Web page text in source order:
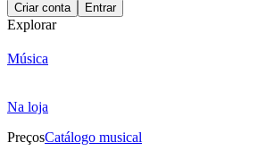
Criar conta Entrar
Explorar
Música
Na loja
PreçosCatálogo musical